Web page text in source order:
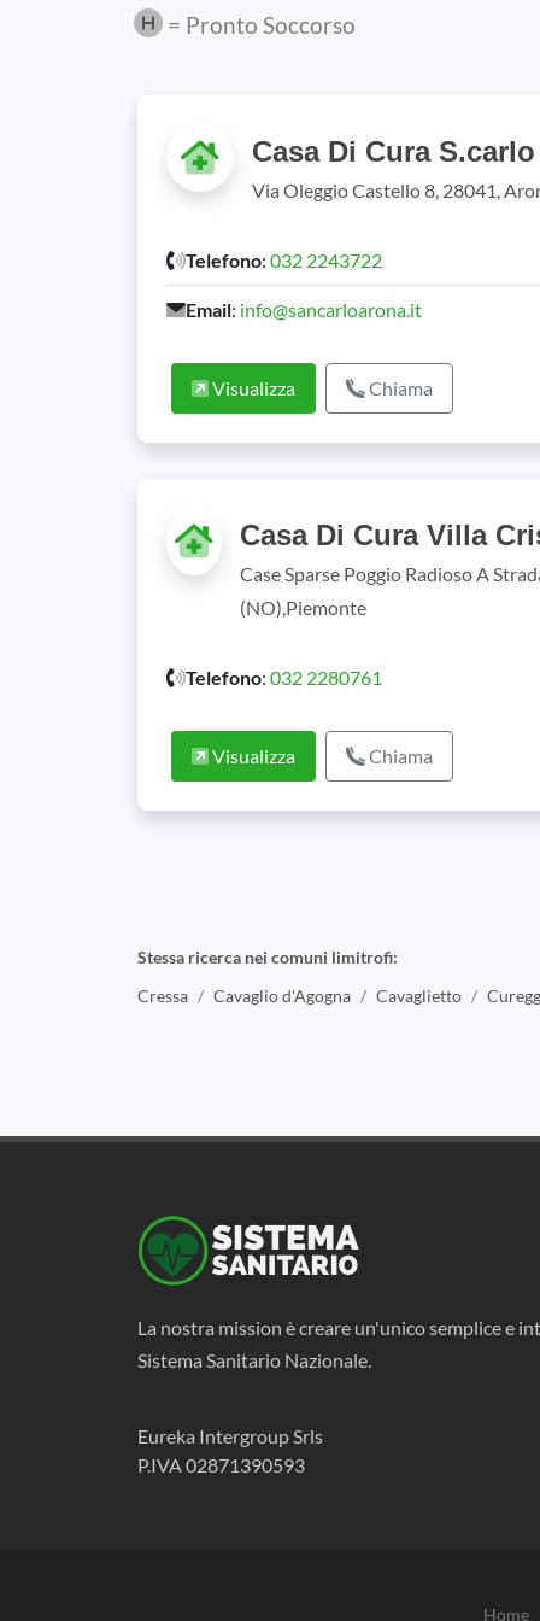
= Pronto Soccorso
Casa Di Cura
Via Oleggio Castello 8, 28041,
Telefono: 032 2243722
Email: info@sancarloarona.it
Visualizza Chiama
Casa Di Cura Villa
Case Sparse Poggio Radioso A
(NO),Piemonte
Telefono: 032 2280761
Visualizza Chiama
Stessa ricerca nei comuni limitrofi:
Cressa
Cavaglio d'Agogna Cavaglietto
La nostra mission è creare un'unico semplice e
Sistema Sanitario Nazionale.
Eureka Intergroup Srls
P.IVA 02871390593
Home